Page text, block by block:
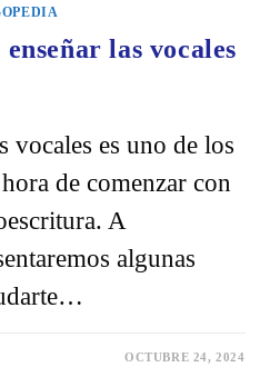
las vocales
vocales es uno de los
de comenzar con
A
algunas
OCTUBRE 24, 2024